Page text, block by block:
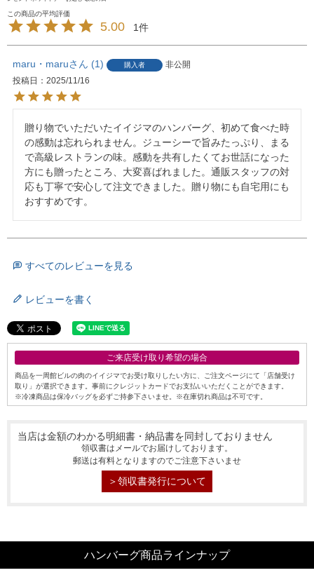
5.00 1
maru・maru 1 購入者
非公開
投稿日
2025/11/16
贈り物でいただいたイイジマのハンバーグ、初めて食べた時
の感動は忘れられません。ジューシーで旨みたっぷり、まる
で高級レストランの味。感動を共有したくてお世話になった
方にも贈ったところ、大変喜ばれました。通販スタッフの対
応も丁寧で安心して注文できました。贈り物にも自宅用にも
おすすめです。
すべてのレビューを見る
レビューを書く
ご来店受け取り希望の場合
商品を一周館ビルの肉のイイジマでお受け取りしたい方に、ご注文ページにて「店舗受け
取り」が選択できます。事前にクレジットカードでお支払いいただくことができます。
※冷凍商品は保冷バッグを必ずご持参下さいませ。※在庫切れ商品は不可です。
当店は金額のわかる明細書・納品書を同封しておりません
領収書はメールでお届けしております。
郵送は有料となりますのでご注意下さいませ
＞領収書発行について
ハンバーグ商品ラインナップ